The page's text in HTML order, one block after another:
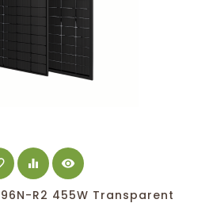
equalizer visibility
R2 455W Transparent